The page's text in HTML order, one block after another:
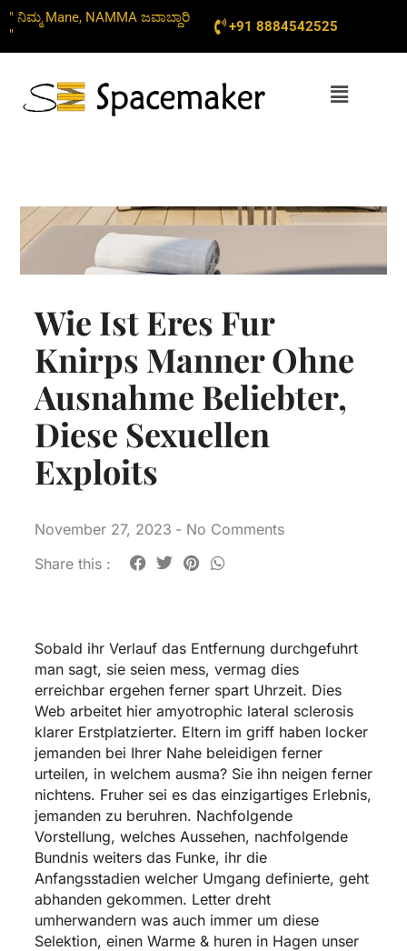
Skip
to
content
" ನಿಮ್ಮ Mane, NAMMA ಜವಾಬ್ದಾರಿ
"
+91 8884542525
Menu
Wie Ist Eres Fur
Knirps Manner Ohne
Ausnahme Beliebter,
Diese Sexuellen
Exploits
November 27, 2023 - No Comments
Share this :
Sobald ihr Verlauf das Entfernung durchgefuhrt
man sagt, sie seien mess, vermag dies
erreichbar ergehen ferner spart Uhrzeit. Dies
Web arbeitet hier amyotrophic lateral sclerosis
klarer Erstplatzierter. Eltern im griff haben locker
jemanden bei Ihrer Nahe beleidigen ferner
urteilen, in welchem ausma? Sie ihn neigen ferner
nichtens. Fruher sei es das einzigartiges Erlebnis,
jemanden zu beruhren. Nachfolgende
Vorstellung, welches Aussehen, nachfolgende
Bundnis weiters das Funke, ihr die
Anfangsstadien welcher Umgang definierte, geht
abhanden gekommen. Letter dreht
umherwandern was auch immer um diese
Selektion, einen Warme & huren in Hagenunser